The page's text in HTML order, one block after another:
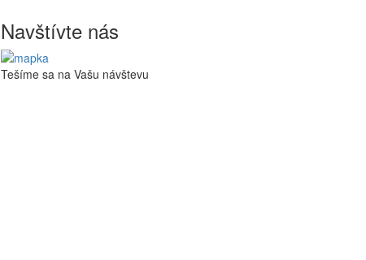
Navštívte nás
Tešíme sa na Vašu návštevu